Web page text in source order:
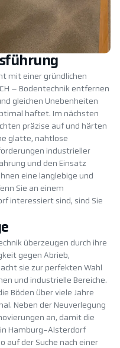
mit einer gründlichen
– Bodentechnik entfernen
gleichen Unebenheiten
haftet. Im nächsten
präzise auf und härten
glatte, nahtlose
industrieller
und den Einsatz
eine langlebige und
Sie an einem
interessiert sind, sind Sie
überzeugen durch ihre
gegen Abrieb,
sie zur perfekten Wahl
und industrielle Bereiche.
Böden über viele Jahre
Neben der Neuverlegung
an, damit die
in Hamburg-Alsterdorf
auf der Suche nach einer